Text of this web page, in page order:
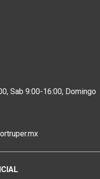
Sab 9:00-16:00, Domingo